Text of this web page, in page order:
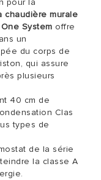
pour la
chaudière murale
System offre
un
du corps de
qui assure
plusieurs
40 cm de
Clas
types de
de la série
la classe A